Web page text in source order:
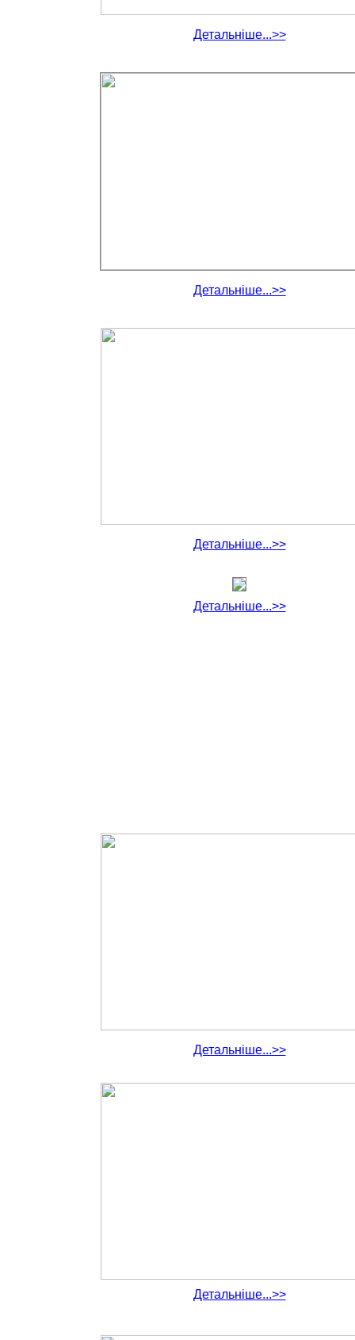
Детальніше...>>
Детальніше...>>
Детальніше...>>
Детальніше...>>
Детальніше...>>
Детальніше...>>